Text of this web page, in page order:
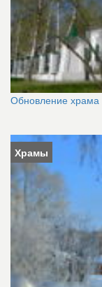
Обновление храма
Храмы